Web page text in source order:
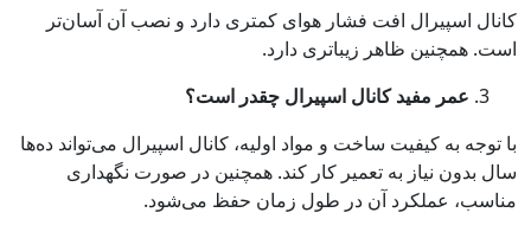
کانال اسپیرال افت فشار هوای کمتری دارد و نصب آن آسان‌تر
است. همچنین ظاهر زیباتری دارد.
عمر مفید کانال اسپیرال چقدر است؟
با توجه به کیفیت ساخت و مواد اولیه، کانال اسپیرال می‌تواند ده‌ها
سال بدون نیاز به تعمیر کار کند. همچنین در صورت نگهداری
مناسب، عملکرد آن در طول زمان حفظ می‌شود.